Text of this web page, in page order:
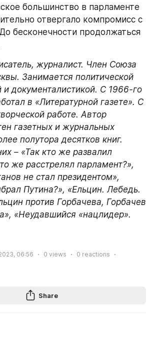
большинство в парламенте
отвергало компромисс с
бесконечности продолжаться
журналист. Член Союза
Занимается политической
и документалистикой. С 1966-го
в «Литературной газете». С
работе. Автор
газетных и журнальных
полутора десятков книг.
– «Так кто же развалил
же расстрелял парламент?»,
не стал президентом»,
Путина?», «Ельцин. Лебедь.
против Горбачева, Горбачев
«Неудавшийся «нацлидер».
06:56 0 views 0 reactions
Share